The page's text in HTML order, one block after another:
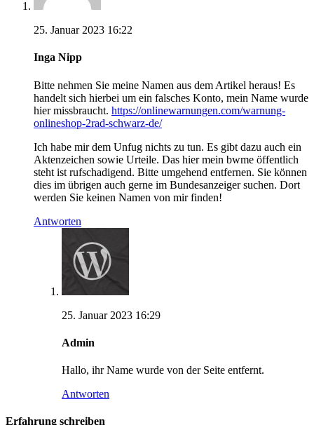
25. Januar 2023 16:22
Inga Nipp
Bitte nehmen Sie meine Namen aus dem Artikel heraus! Es
handelt sich hierbei um ein falsches Konto, mein Name wurde
hier missbraucht. https://onlinewarnungen.com/warnung-
onlineshop-2rad-schwarz-de/
Ich habe mir dem Unfug nichts zu tun. Es gibt dazu auch ein
Aktenzeichen sowie Urteile. Das hier mein bwme öffentlich
steht ist rufschadigend. Bitte umgehend entfernen. Sie können
dies im übrigen auch gerne im Bundesanzeiger suchen. Dort
werden Sie keinen Namen von mir finden!
Antworten
25. Januar 2023 16:29
Admin
Hallo, ihr Name wurde von der Seite entfernt.
Antworten
Erfahrung schreiben